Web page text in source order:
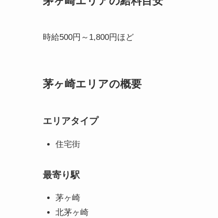
時給500円～1,800円ほど
茅ヶ崎エリアの概要
エリアタイプ
住宅街
最寄り駅
茅ヶ崎
北茅ヶ崎